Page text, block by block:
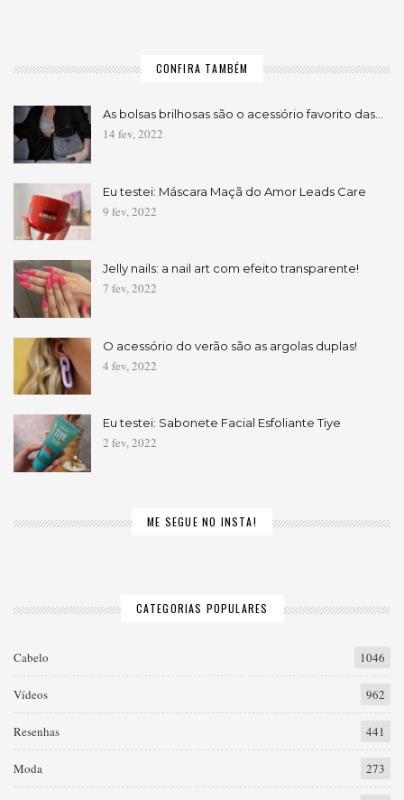
CONFIRA TAMBÉM
As bolsas brilhosas são o acessório favorito das…
14 fev, 2022
Eu testei: Máscara Maçã do Amor Leads Care
9 fev, 2022
Jelly nails: a nail art com efeito transparente!
7 fev, 2022
O acessório do verão são as argolas duplas!
4 fev, 2022
Eu testei: Sabonete Facial Esfoliante Tiye
2 fev, 2022
ME SEGUE NO INSTA!
CATEGORIAS POPULARES
Cabelo 1046
Vídeos 962
Resenhas 441
Moda 273